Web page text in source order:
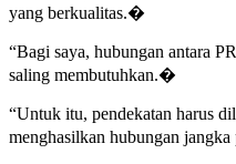
yang berkualitas.�
“Bagi saya, hubungan antara
saling membutuhkan.�
“Untuk itu, pendekatan harus
menghasilkan hubungan